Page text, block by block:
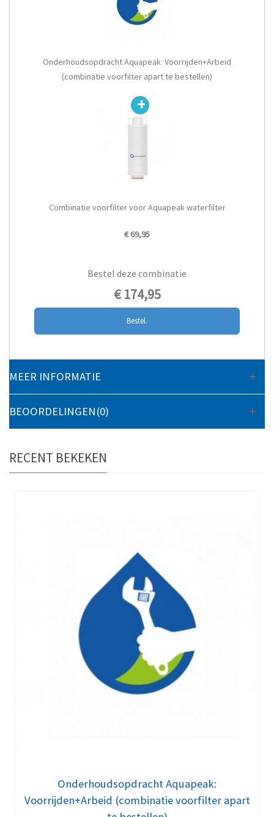
Onderhoudsopdracht Aquapeak: Voorrijden+Arbeid
(combinatie voorfilter apart te bestellen)
Combinatie voorfilter voor Aquapeak waterfilter
€ 69,95
Bestel deze combinatie
€ 174,95
Bestel.
MEER INFORMATIE
BEOORDELINGEN(0)
RECENT BEKEKEN
Onderhoudsopdracht Aquapeak:
Voorrijden+Arbeid (combinatie voorfilter apart